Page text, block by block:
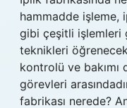
hammadde işleme,
gibi çeşitli işlemleri
teknikleri
kontrolü ve
görevleri
fabrikası nerede?